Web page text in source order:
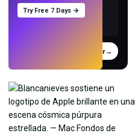
Probar→
Try Free 7 Days →